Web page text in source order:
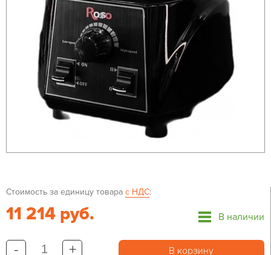
Стоимость за единицу товара с НДС:
11 214 руб. В наличии
- + В корзину